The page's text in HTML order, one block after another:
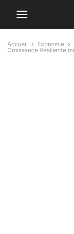
Accueil Economie
Croissance Résiliente